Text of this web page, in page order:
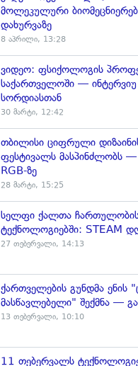
მოლეკულური
დახურვაზე
8 აპრილი, 13:28
ვიდეო: ფსიქოლოგის
საქართველოში — ინტერვიუ
სორდიასთან
30 მარტი, 12:42
თბილისი ციფრული
ფესტივალს მასპინძლობს
RGB-ზე
28 მარტი, 15:25
სელფი ქალთა
ტექნოლოგიებში: STEAM
27 თებერვალი, 14:13
ქართველების გუნდმა ენის
მასწავლებელი" შექმნა —
13 თებერვალი, 10:10
11 თებერვალს